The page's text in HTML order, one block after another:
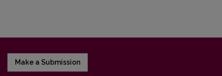
Make a Submission